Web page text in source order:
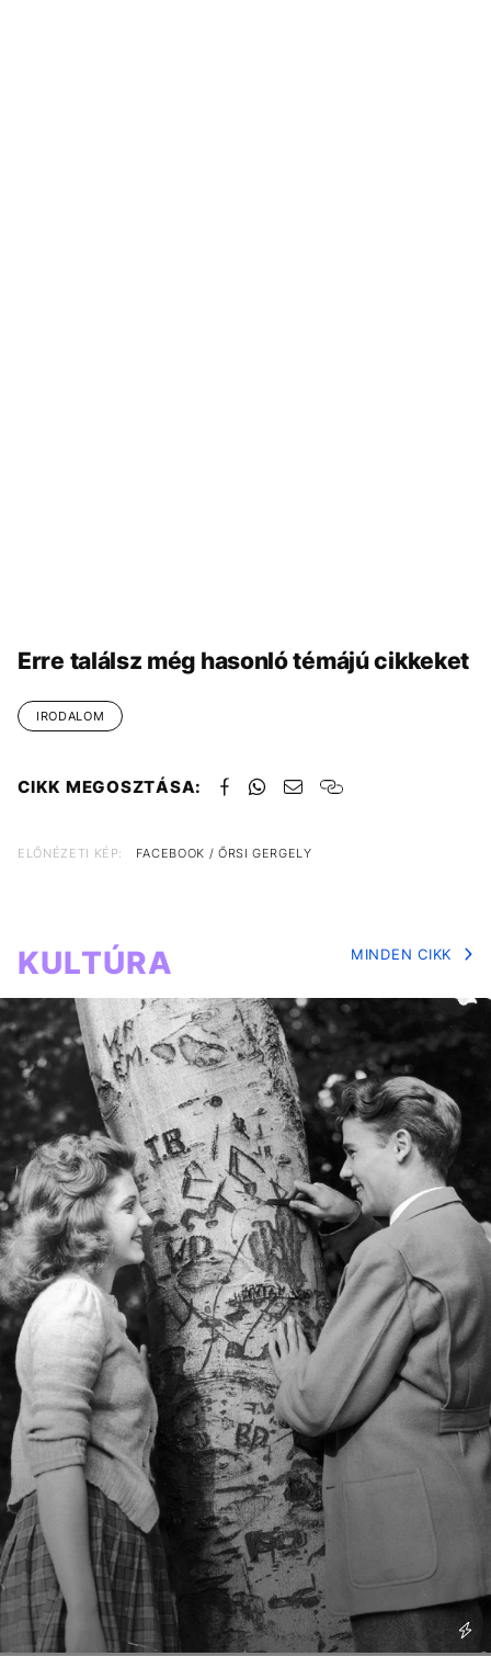
Erre találsz még hasonló témájú cikkeket
IRODALOM
CIKK MEGOSZTÁSA:
ELŐNÉZETI KÉP: FACEBOOK / ŐRSI GERGELY
KULTÚRA MINDEN CIKK